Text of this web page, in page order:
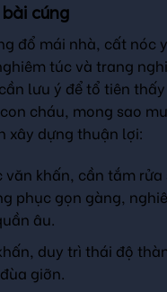
cúng
đổ mái nhà, cất nóc
túc và trang
lưu ý để tổ tiên
cháu, mong sao
xây dựng thuận lợi:
văn khấn, cần tắm rửa
phục gọn gàng,
âu.
duy trì thái độ
giỡn.